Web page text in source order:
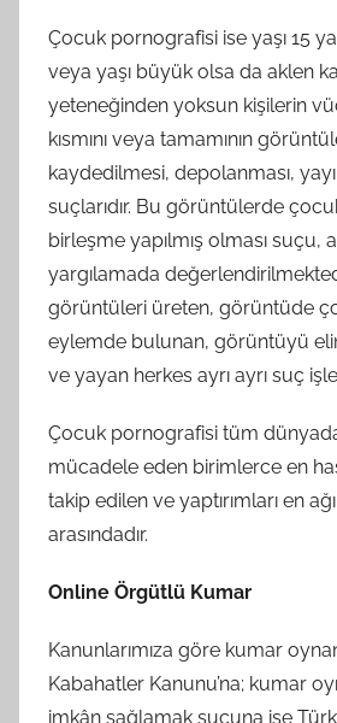
Çocuk pornografisi ise yaşı 15
veya yaşı büyük olsa da aklen
yeteneğinden yoksun kişilerin
kısmını veya tamamının
kaydedilmesi, depolanması,
suçlarıdır. Bu görüntülerde
birleşme yapılmış olması suçu,
yargılamada
görüntüleri üreten, görüntüde
eylemde bulunan, görüntüyü
ve yayan herkes ayrı ayrı suç
Çocuk pornografisi tüm
mücadele eden birimlerce en
takip edilen ve yaptırımları en
arasındadır.
Online Örgütlü Kumar
Kanunlarımıza göre kumar
Kabahatler Kanunu’na; kumar
imkân sağlamak suçuna ise Türk